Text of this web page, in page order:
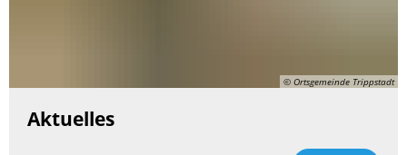
© Ortsgemeinde Trippstadt
Aktuelles